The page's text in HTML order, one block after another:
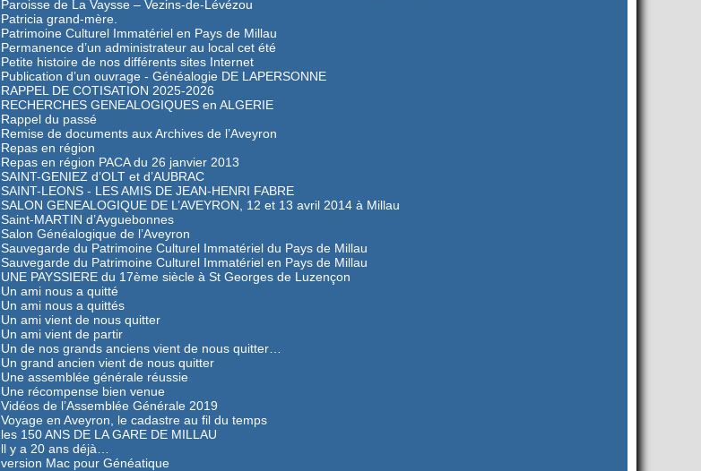
Paroisse de La Vaysse – Vezins-de-Lévézou
Patricia grand-mère.
Patrimoine Culturel Immatériel en Pays de Millau
Permanence d’un administrateur au local cet été
Petite histoire de nos différents sites Internet
Publication d’un ouvrage - Généalogie DE LAPERSONNE
RAPPEL DE COTISATION 2025-2026
RECHERCHES GENEALOGIQUES en ALGERIE
Rappel du passé
Remise de documents aux Archives de l’Aveyron
Repas en région
Repas en région PACA du 26 janvier 2013
SAINT-GENIEZ d’OLT et d’AUBRAC
SAINT-LEONS - LES AMIS DE JEAN-HENRI FABRE
SALON GENEALOGIQUE DE L’AVEYRON, 12 et 13 avril 2014 à Millau
Saint-MARTIN d’Ayguebonnes
Salon Généalogique de l’Aveyron
Sauvegarde du Patrimoine Culturel Immatériel du Pays de Millau
Sauvegarde du Patrimoine Culturel Immatériel en Pays de Millau
UNE PAYSSIERE du 17ème siècle à St Georges de Luzençon
Un ami nous a quitté
Un ami nous a quittés
Un ami vient de nous quitter
Un ami vient de partir
Un de nos grands anciens vient de nous quitter…
Un grand ancien vient de nous quitter
Une assemblée générale réussie
Une récompense bien venue
Vidéos de l’Assemblée Générale 2019
Voyage en Aveyron, le cadastre au fil du temps
les 150 ANS DE LA GARE DE MILLAU
ll y a 20 ans déjà…
version Mac pour Généatique